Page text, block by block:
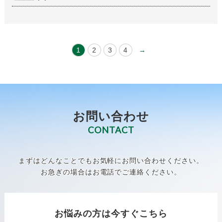
1 2 3 4 →
お問い合わせ
CONTACT
まずはどんなことでもお気軽にお問い合わせください。
お急ぎの場合はお電話でご連絡ください。
お悩みの方は今すぐこちら